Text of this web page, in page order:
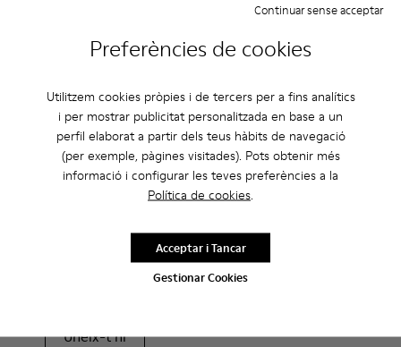
Preferències de cookies
Utilitzem cookies pròpies i de tercers per a fins analítics
i per mostrar publicitat personalitzada en base a un
perfil elaborat a partir dels teus hàbits de navegació
(per exemple, pàgines visitades). Pots obtenir més
informació i configurar les teves preferències a la
Política de cookies.
Gestionar Cookies
Continuar sense acceptar
Acceptar i Tancar
Rebaixes: Aconsegueix un 10% de
descompte extra
Això mateix. Com a membre de la comunitat podràs gaudir
d’avantatges exclusius com descomptes, accés anticipat,
Uneix-t’hi